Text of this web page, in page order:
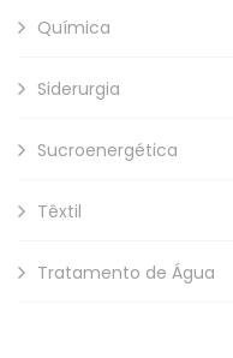
Química
Siderurgia
Sucroenergética
Têxtil
Tratamento de Água